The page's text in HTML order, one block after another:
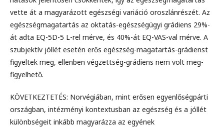
vette át a magyarázott egészségi variáció oroszlánrészét. Az
egészségmagatartás az oktatás-egészségügyi grádiens 29%-
át adta EQ-5D-5 L-rel mérve, és 40%-át EQ-VAS-val mérve. A
szubjektív jóllét esetén erős egészség-magatartás-grádienst
figyeltek meg, ellenben végzettség-grádiens nem volt meg-
figyelhető.
KÖVETKEZTETÉS: Norvégiában, mint erősen egyenlőségpárti
országban, intézményi kontextusban az egészség és a jóllét
különbségeit inkább magyarázza az egyének